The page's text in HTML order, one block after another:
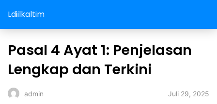
Ldiilkaltim
Pasal 4 Ayat 1: Penjelasan
Lengkap dan Terkini
admin Juli 29, 2025